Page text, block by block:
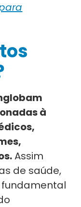
à
Assim
de saúde,
fundamental